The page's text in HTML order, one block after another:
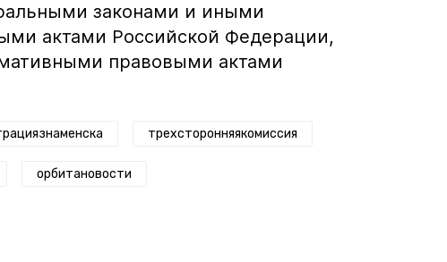
законами и иными
актами Российской Федерации,
правовыми актами
трехсторонняякомиссия
орбитановости